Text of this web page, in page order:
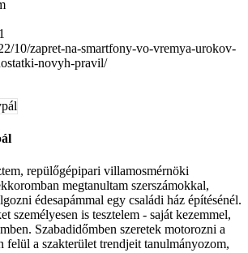
10/zapret-na-smartfony-vo-vremya-urokov-
novyh-pravil/
repülőgépipari villamosmérnöki
megtanultam szerszámokkal,
édesapámmal egy családi ház építésénél.
személyesen is tesztelem - saját kezemmel,
Szabadidőmben szeretek motorozni a
felül a szakterület trendjeit tanulmányozom,